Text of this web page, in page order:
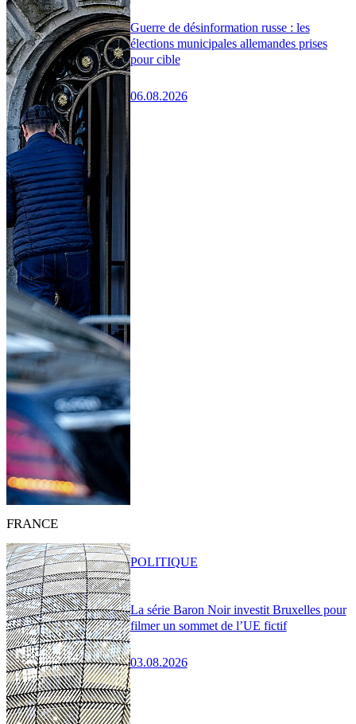
Guerre de désinformation russe : les
élections municipales allemandes prises
pour cible
06.08.2026
FRANCE
La série Baron Noir investit Bruxelles pour
filmer un sommet de l’UE fictif
03.08.2026
POLITIQUE